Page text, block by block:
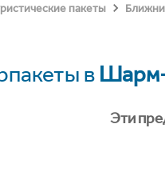
пакеты
в
Эти